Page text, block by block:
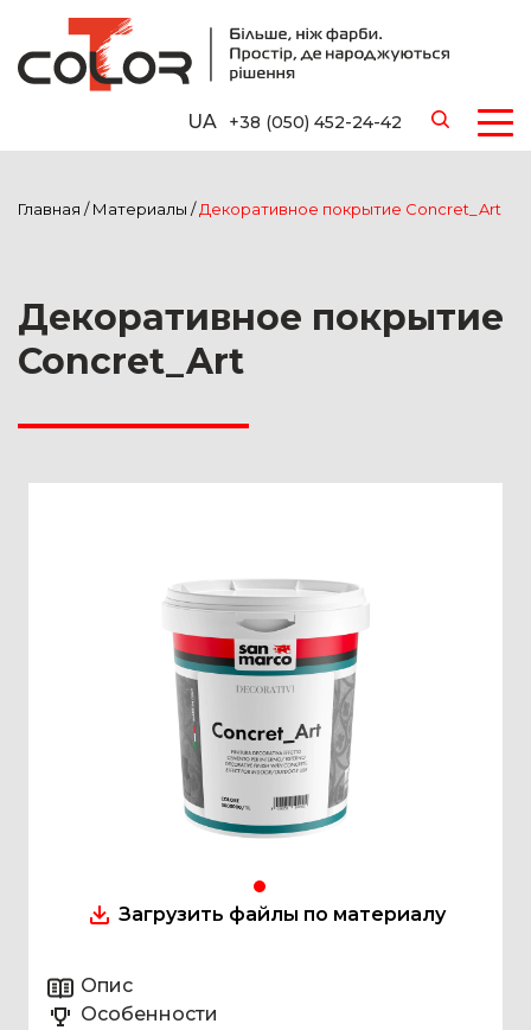
UA +38 (050) 452-24-42
Главная /Материалы /Декоративное покрытие Concret_Art
Декоративное покрытие
Concret_Art
Загрузить файлы по материалу
Опис
Особенности